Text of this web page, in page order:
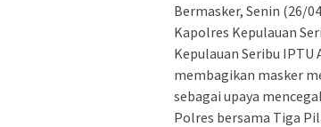
Bermasker, Senin (26/
Kapolres Kepulauan
Kepulauan Seribu
membagikan masker
sebagai upaya
Polres bersama Tiga